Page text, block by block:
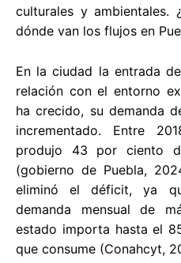
culturales y ambientales.
dónde van los flujos en
En la ciudad la entrada
relación con el entorno
ha crecido, su demanda
incrementado. Entre
produjo 43 por ciento
(gobierno de Puebla,
eliminó el déficit, ya
demanda mensual de
estado importa hasta el
que consume (Conahcyt,